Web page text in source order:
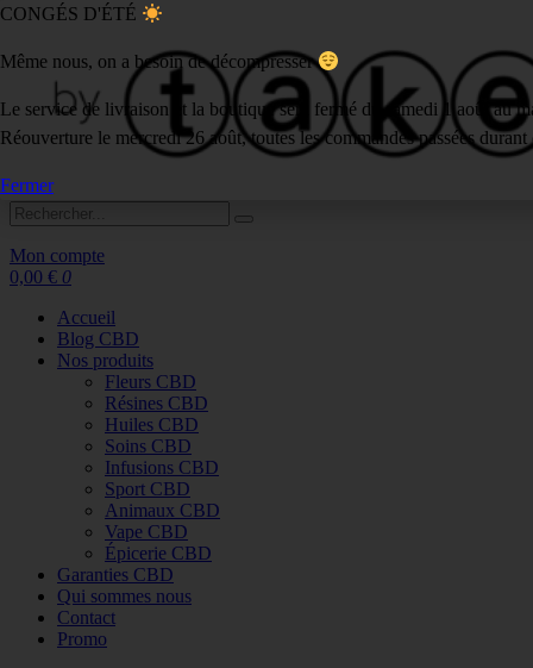
Aller
contenu
Mon compte
0,00 € 0
Accueil
Blog CBD
Nos produits
Fleurs CBD
Résines CBD
Huiles CBD
Soins CBD
Infusions CBD
Sport CBD
Animaux CBD
Vape CBD
Épicerie CBD
Garanties CBD
Qui sommes nous
Contact
Promo
CONGÉS D'ÉTÉ
Même nous, on a besoin de décompresser
Le service de livraison et la boutique sera fermé du samedi 1 août au
Réouverture le mercredi 26 août, toutes les commandes passées
Fermer